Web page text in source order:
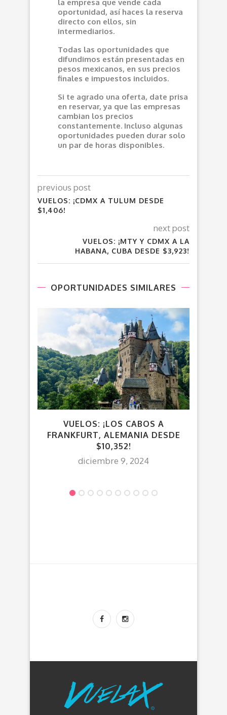
la empresa que vende cada
oportunidad, así haces la reserva
directo con ellos, sin
intermediarios.
Todas las oportunidades que
difundimos están presentadas en
pesos mexicanos, en sus precios
finales e impuestos incluidos.
Si te agrado una oferta, date prisa
en reservar, ya que las empresas
cambian los precios
constantemente. Incluso algunas
oportunidades pueden durar solo
un par de horas disponibles.
previous post
VUELOS: ¡CDMX A TULUM DESDE
$1,406!
next post
VUELOS: ¡MTY Y CDMX A LA
HABANA, CUBA DESDE $3,923!
OPORTUNIDADES SIMILARES
VUELOS: ¡LOS CABOS A
FRANKFURT, ALEMANIA DESDE
$10,352!
diciembre 9, 2024